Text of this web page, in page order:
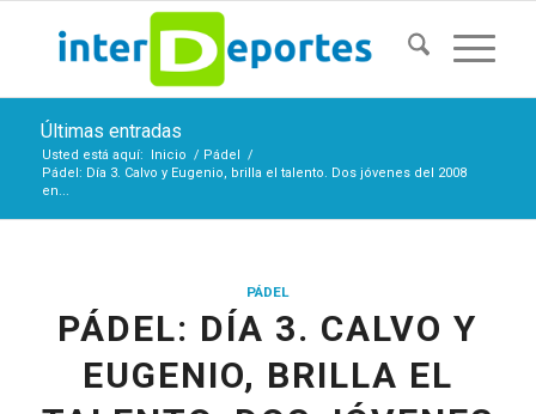
Últimas entradas
Usted está aquí: Inicio / Pádel /
Pádel: Día 3. Calvo y Eugenio, brilla el talento. Dos jóvenes del 2008
en...
PÁDEL
PÁDEL: DÍA 3. CALVO Y
EUGENIO, BRILLA EL